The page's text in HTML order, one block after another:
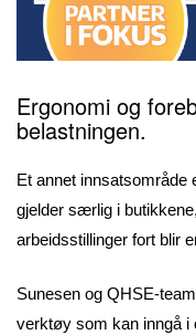
Ergonomi og
belastningen.
Et annet innsatsområde
gjelder særlig i
arbeidsstillinger fort blir
Sunesen og QHSE-
verktøy som kan inngå i